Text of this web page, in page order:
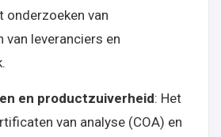
onderzoeken van
van leveranciers en
en productzuiverheid: Het
van analyse (COA) en